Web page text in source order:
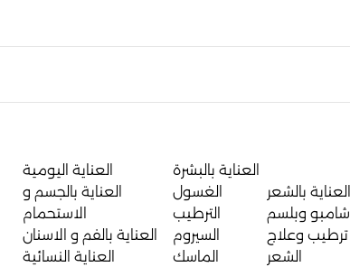
العناية بالشعر
شامبو وبلسم
ترطيب وعلاج
الشعر
العناية بالبشرة
الغسول
الترطيب
السيروم
الماسك
العناية اليومية
العناية بالجسم و
الاستحمام
العناية بالفم و الاسنان
العناية النسائية